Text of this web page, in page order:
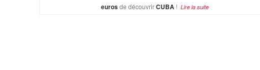
eurosde découvrirCUBA ! Lire la suite